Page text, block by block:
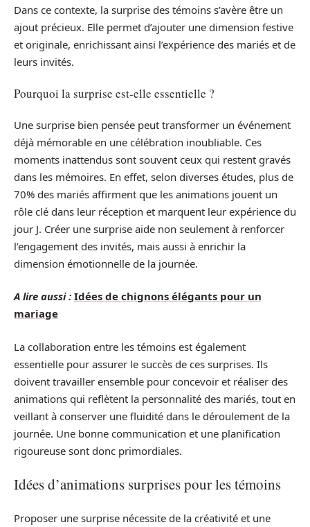
Dans ce contexte, la surprise des témoins s’avère être un
ajout précieux. Elle permet d’ajouter une dimension festive
et originale, enrichissant ainsi l’expérience des mariés et de
leurs invités.
Pourquoi la surprise est-elle essentielle ?
Une surprise bien pensée peut transformer un événement
déjà mémorable en une célébration inoubliable. Ces
moments inattendus sont souvent ceux qui restent gravés
dans les mémoires. En effet, selon diverses études, plus de
70% des mariés affirment que les animations jouent un
rôle clé dans leur réception et marquent leur expérience du
jour J. Créer une surprise aide non seulement à renforcer
l’engagement des invités, mais aussi à enrichir la
dimension émotionnelle de la journée.
A lire aussi : Idées de chignons élégants pour un
mariage
La collaboration entre les témoins est également
essentielle pour assurer le succès de ces surprises. Ils
doivent travailler ensemble pour concevoir et réaliser des
animations qui reflètent la personnalité des mariés, tout en
veillant à conserver une fluidité dans le déroulement de la
journée. Une bonne communication et une planification
rigoureuse sont donc primordiales.
Idées d’animations surprises pour les témoins
Proposer une surprise nécessite de la créativité et une